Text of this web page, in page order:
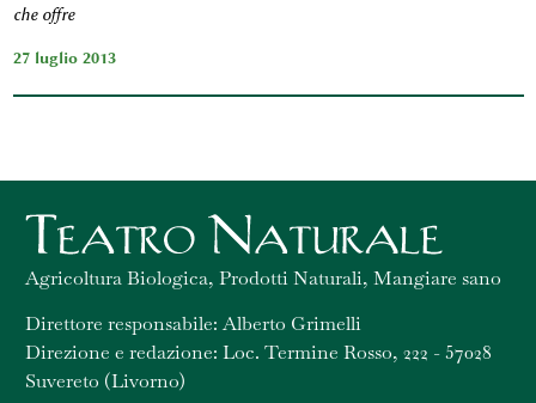
che offre
27 luglio 2013
Agricoltura Biologica, Prodotti Naturali, Mangiare sano
Direttore responsabile: Alberto Grimelli
Direzione e redazione: Loc. Termine Rosso, 222 - 57028
Suvereto (Livorno)